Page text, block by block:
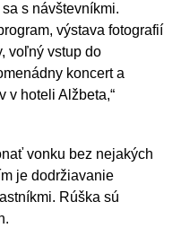
s návštevníkmi.
výstava fotografií
voľný vstup do
koncert a
v hoteli Alžbeta,“
vonku bez nejakých
je dodržiavanie
Rúška sú